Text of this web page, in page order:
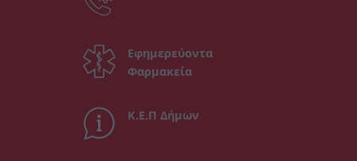
Εφημερεύοντα
Φαρμακεία
Κ.Ε.Π Δήμων